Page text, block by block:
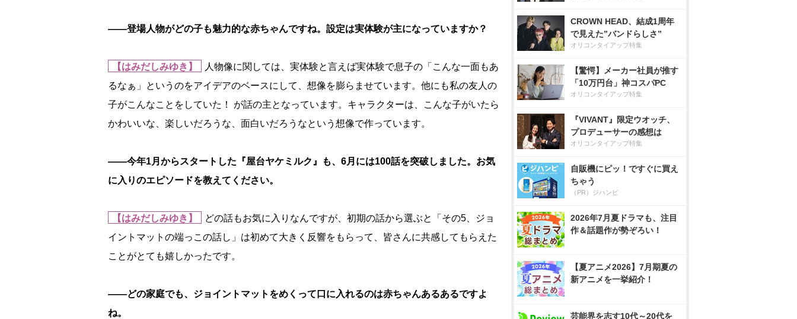
――登場人物がどの子も魅力的な赤ちゃんですね。設定は実体験が主になっていますか？
【はみだしみゆき】
人物像に関しては、実体験と言えば実体験で息子の「こんな一面もあ
るなぁ」というのをアイデアのベースにして、想像を膨らませています。他にも私の友人の
子がこんなことをしていた！ が話の主となっています。キャラクターは、こんな子がいたら
かわいいな、楽しいだろうな、面白いだろうなという想像で作っています。
――今年1月からスタートした『屋台ヤケミルク』も、6月には100話を突破しました。お気
に入りのエピソードを教えてください。
【はみだしみゆき】
どの話もお気に入りなんですが、初期の話から選ぶと「その5、ジョ
イントマットの端っこの話し」は初めて大きく反響をもらって、皆さんに共感してもらえた
ことがとても嬉しかったです。
――どの家庭でも、ジョイントマットをめくって口に入れるのは赤ちゃんあるあるですよ
ね。
CROWN HEAD、結成1周年
で見えた”バンドらしさ”
オリコンタイアップ特集
【驚愕】メーカー社員が推す
「10万円台」神コスパPC
オリコンタイアップ特集
『VIVANT』限定ウオッチ、
プロデューサーの感想は
オリコンタイアップ特集
自販機にピッ！ですぐに買え
ちゃう
（PR）ジハンピ
2026年7月夏ドラマも、注目
作＆話題作が勢ぞろい！
【夏アニメ2026】7月期夏の
新アニメを一挙紹介！
芸能界を志す10代～20代を